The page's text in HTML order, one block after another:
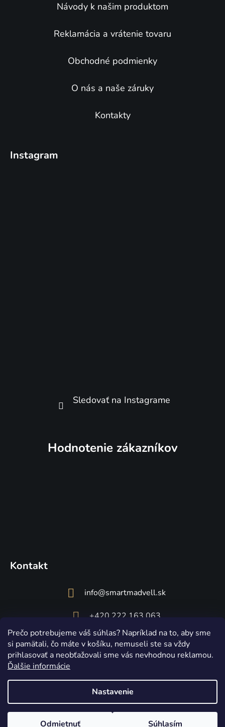
Prečo potrebujeme váš súhlas? Napríklad na to, aby sme
si pamätali, čo máte v košíku, nemuseli ste sa vždy
prihlasovať a neobťažovali sme vás nevhodnou reklamou.
Ďalšie informácie
Nastavenie
Odmietnuť Súhlasím
Návody k našim produktom
Reklamácia a vrátenie tovaru
Obchodné podmienky
O nás a naše záruky
Kontakty
Hodnotenie zákazníkov
Instagram
Sledovať na Instagrame
Kontakt
info@smartmadvell.sk
+420 222 163 063
Vytvoril Shoptet
. Všetky práva vyhradené.